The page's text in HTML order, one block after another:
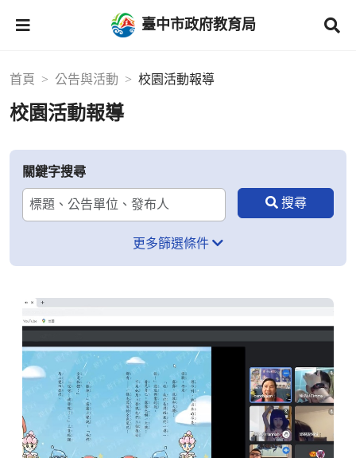
臺中市政府教育局
首頁 公告與活動 校園活動報導
校園活動報導
關鍵字搜尋
更多篩選條件